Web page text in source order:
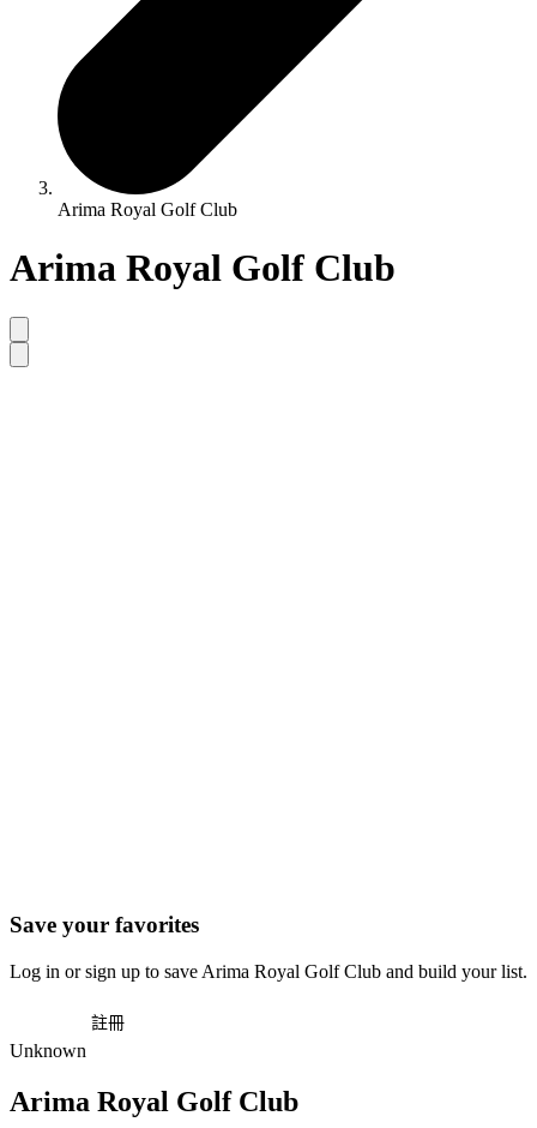
Arima Royal Golf Club
Arima Royal Golf Club
Save your favorites
Log in or sign up to save Arima Royal Golf Club and build your list.
註冊
Unknown
Arima Royal Golf Club